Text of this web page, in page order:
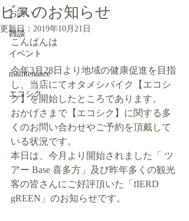
お誘い
雑談
イベント
maintenance
エコシク
ビスのお知らせ
更新日： 2019年10月21日
こんばんは
今年3月28日より地域の健康促進を目指
し、当店にてオタメシバイク【エコシ
ク】を開始したところであります。
おかげさまで【エコシク】に関する多
くのお問い合わせやご予約を頂戴して
いる状況です。
本日は、今月より開始されました「 ツ
アー Base 喜多方」及び昨年多くの観光
客の皆さんにご好評頂いた「fIERD
gREEN」のお知らせです。